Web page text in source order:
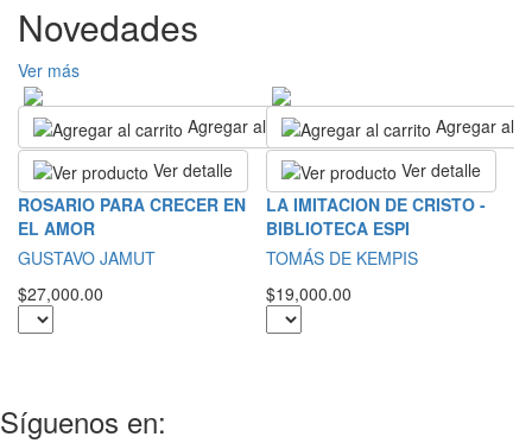
Novedades
Ver más
Agregar al carrito
Ver detalle
ROSARIO PARA CRECER EN
EL AMOR
GUSTAVO JAMUT
$27,000.00
Agregar al
Ver detalle
LA IMITACION DE CRISTO -
BIBLIOTECA ESPI
TOMÁS DE KEMPIS
$19,000.00
Síguenos en: